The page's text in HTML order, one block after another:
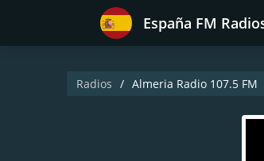
España FM
Radios Almeria Radio 107.5 FM